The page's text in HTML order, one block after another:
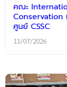
คณะ
Conservation
ศูนย์ CSSC
13/07/2026